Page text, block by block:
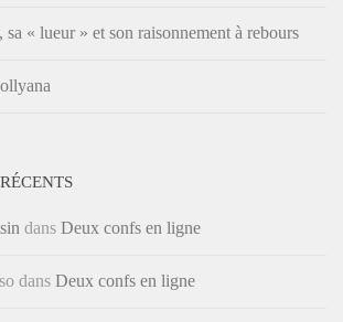
« lueur » et son raisonnement à rebours
dans Deux confs en ligne
dans Deux confs en ligne